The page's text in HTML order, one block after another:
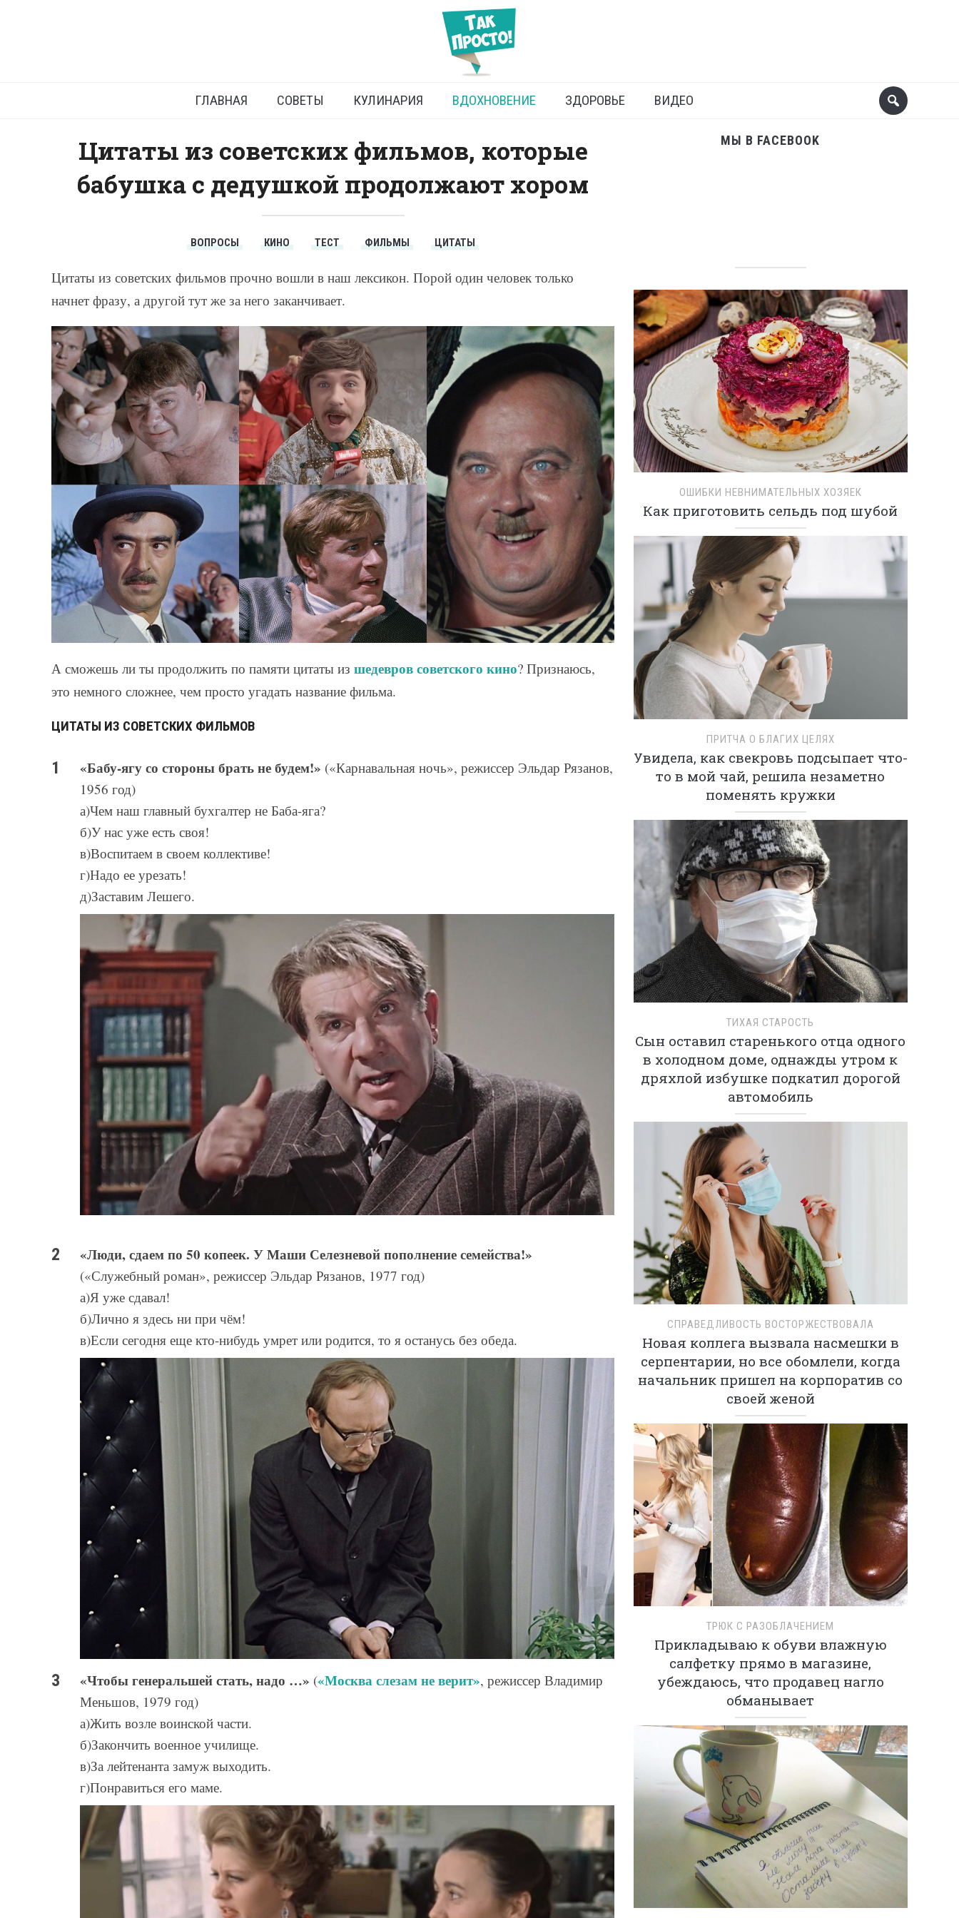
Цитаты из советских фильмов:
попробуй их продолжить
ГЛАВНАЯ СОВЕТЫ КУЛИНАРИЯ ВДОХНОВЕНИЕ ЗДОРОВЬЕ ВИДЕО
Цитаты из советских фильмов, которые
бабушка с дедушкой продолжают хором
ВОПРОСЫ КИНО ТЕСТ ФИЛЬМЫ ЦИТАТЫ
Цитаты из советских фильмов прочно вошли в наш лексикон. Порой один человек только
начнет фразу, а другой тут же за него заканчивает.
А сможешь ли ты продолжить по памяти цитаты из шедевров советского кино? Признаюсь,
это немного сложнее, чем просто угадать название фильма.
ЦИТАТЫ ИЗ СОВЕТСКИХ ФИЛЬМОВ
«Бабу-ягу со стороны брать не будем!» («Карнавальная ночь», режиссер Эльдар Рязанов,
1956 год)
а)Чем наш главный бухгалтер не Баба-яга?
б)У нас уже есть своя!
в)Воспитаем в своем коллективе!
г)Надо ее урезать!
д)Заставим Лешего.
«Люди, сдаем по 50 копеек. У Маши Селезневой пополнение семейства!»
(«Служебный роман», режиссер Эльдар Рязанов, 1977 год)
а)Я уже сдавал!
б)Лично я здесь ни при чём!
в)Если сегодня еще кто-нибудь умрет или родится, то я останусь без обеда.
«Чтобы генеральшей стать, надо …» («Москва слезам не верит», режиссер Владимир
Меньшов, 1979 год)
а)Жить возле воинской части.
б)Закончить военное училище.
в)За лейтенанта замуж выходить.
г)Понравиться его маме.
МЫ В FACEBOOK
ОШИБКИ НЕВНИМАТЕЛЬНЫХ ХОЗЯЕК
Как приготовить сельдь под шубой
ПРИТЧА О БЛАГИХ ЦЕЛЯХ
Увидела, как свекровь подсыпает что-
то в мой чай, решила незаметно
поменять кружки
ТИХАЯ СТАРОСТЬ
Сын оставил старенького отца одного
в холодном доме, однажды утром к
дряхлой избушке подкатил дорогой
автомобиль
СПРАВЕДЛИВОСТЬ ВОСТОРЖЕСТВОВАЛА
Новая коллега вызвала насмешки в
серпентарии, но все обомлели, когда
начальник пришел на корпоратив со
своей женой
ТРЮК С РАЗОБЛАЧЕНИЕМ
Прикладываю к обуви влажную
салфетку прямо в магазине,
убеждаюсь, что продавец нагло
обманывает